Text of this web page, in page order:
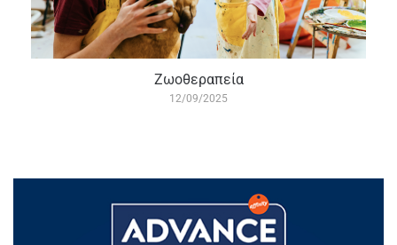
Zωοθεραπεία
12/09/2025